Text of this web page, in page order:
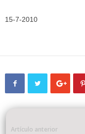
15-7-2010
Artículo anterior